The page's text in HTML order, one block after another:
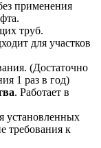
применения
труб.
для участков
(Достаточно
1 раз в год)
. Работает в
установленных
требования к